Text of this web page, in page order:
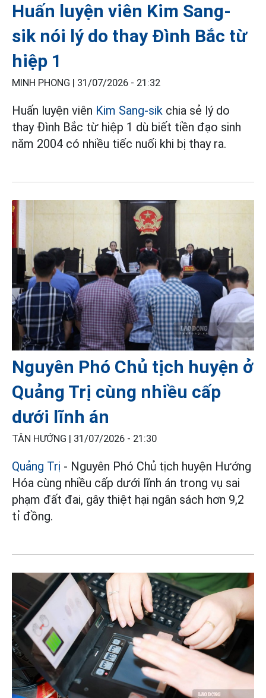
Huấn luyện viên Kim Sang-
sik nói lý do thay Đình Bắc từ
hiệp 1
MINH PHONG | 31/07/2026 - 21:32
Huấn luyện viên Kim Sang-sik chia sẻ lý do
thay Đình Bắc từ hiệp 1 dù biết tiền đạo sinh
năm 2004 có nhiều tiếc nuối khi bị thay ra.
Nguyên Phó Chủ tịch huyện ở
Quảng Trị cùng nhiều cấp
dưới lĩnh án
TÂN HƯỚNG | 31/07/2026 - 21:30
Quảng Trị - Nguyên Phó Chủ tịch huyện Hướng
Hóa cùng nhiều cấp dưới lĩnh án trong vụ sai
phạm đất đai, gây thiệt hại ngân sách hơn 9,2
tỉ đồng.